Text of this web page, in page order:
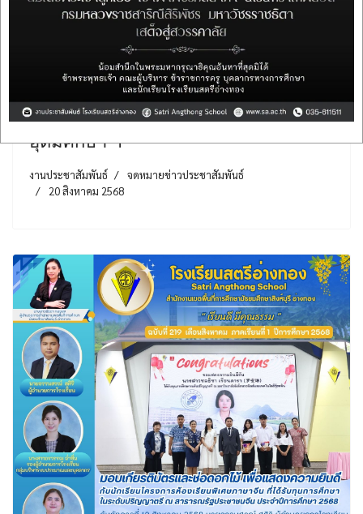
ฉบับที่ 220 ทีมโครงงานคณิตศาสตร์ ได้
รับรางวัลรองชนะเลิศ อันดับที่ 1 ในการ
ประกวดโครงงานวิทยาศาสตร์สัปดาห์
วิทยาศาสตร์แห่งชาติ ส่วนภูมิภาค จัด
โดย มหาวิทยาลัยราชภัฏกาญจนบุรี
ร่วมกับ สำนักงานปลัดกระทรวง
อุดมศึกษา ฯ
งานประชาสัมพันธ์
จดหมายข่าวประชาสัมพันธ์
20 สิงหาคม 2568